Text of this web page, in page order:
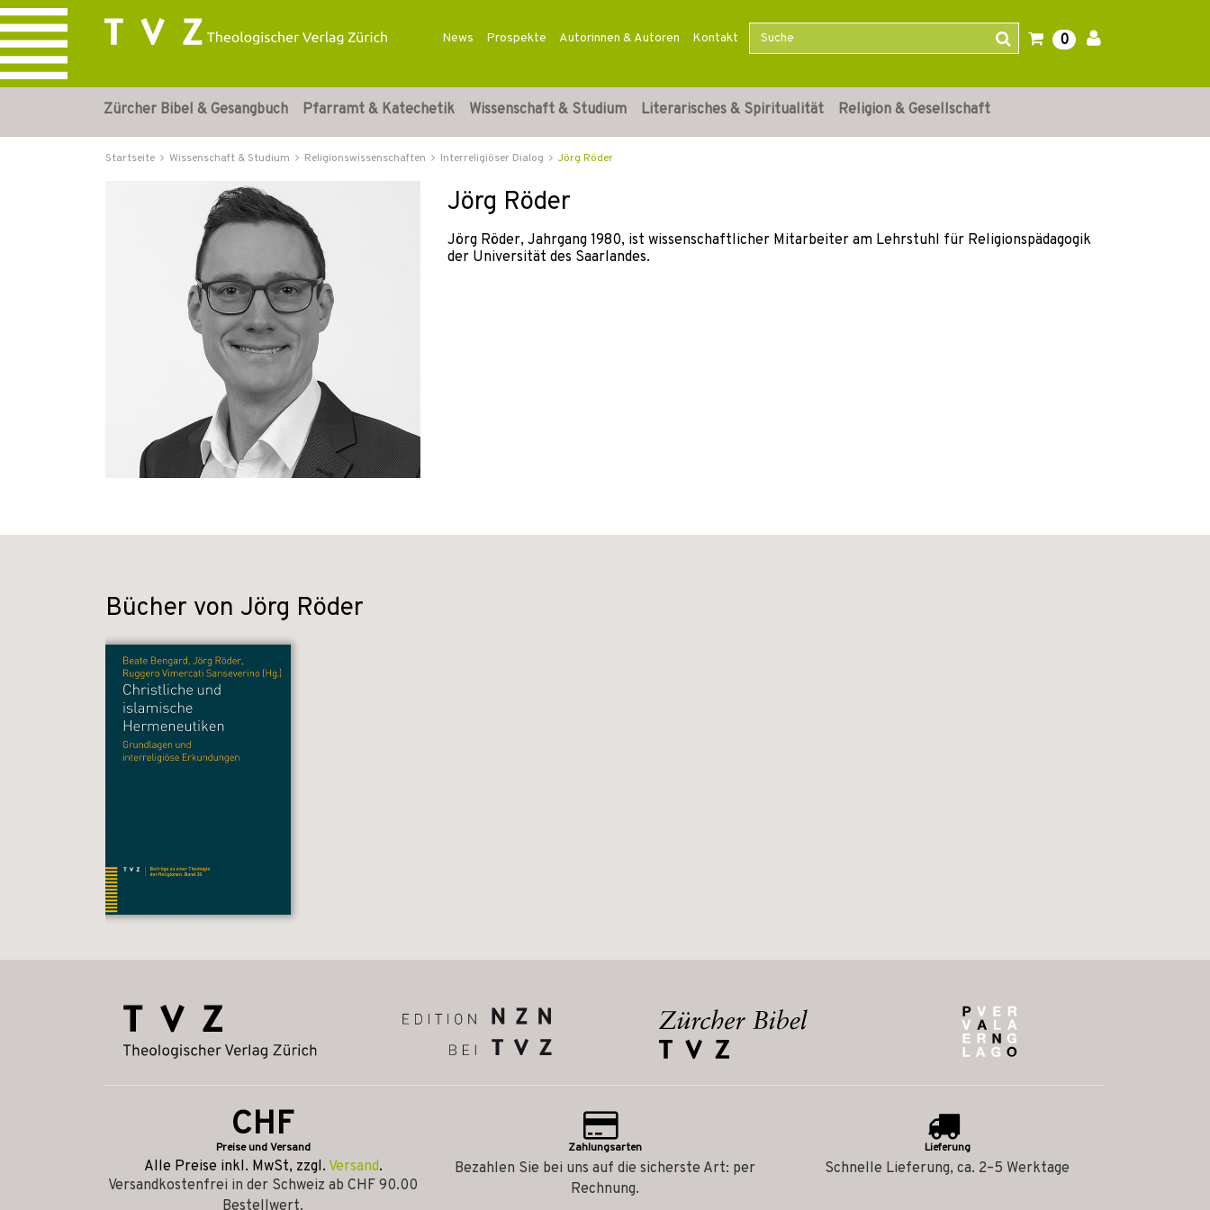
News Prospekte Autorinnen & Autoren Kontakt 0
Zürcher Bibel & Gesangbuch Pfarramt & Katechetik Wissenschaft & Studium Literarisches & Spiritualität Religion & Gesellschaft
Startseite Wissenschaft & Studium Religionswissenschaften Interreligiöser Dialog Jörg Röder
Jörg Röder
Jörg Röder, Jahrgang 1980, ist wissenschaftlicher Mitarbeiter am Lehrstuhl für Religionspädagogik
der Universität des Saarlandes.
Bücher von Jörg Röder
CHF
Preise und Versand
Alle Preise inkl. MwSt, zzgl. Versand.
Versandkostenfrei in der Schweiz ab CHF 90.00
Bestellwert.
Zahlungsarten
Bezahlen Sie bei uns auf die sicherste Art: per
Rechnung.
Lieferung
Schnelle Lieferung, ca. 2–5 Werktage